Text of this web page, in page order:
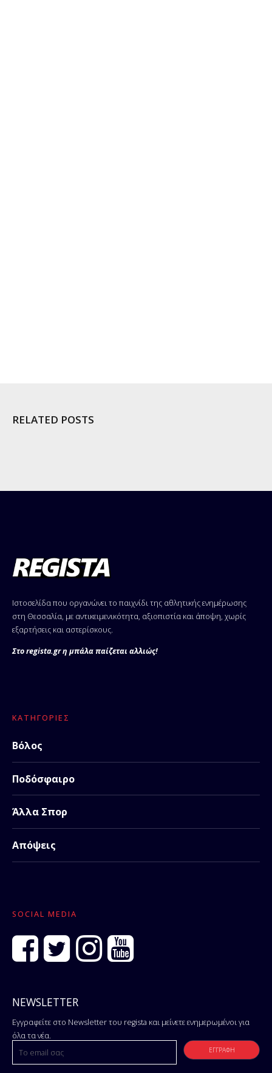
RELATED POSTS
Ιστοσελίδα που οργανώνει το παιχνίδι της αθλητικής ενημέρωσης
στη Θεσσαλία, με αντικειμενικότητα, αξιοπιστία και άποψη, χωρίς
εξαρτήσεις και αστερίσκους.
Στο regista.gr η μπάλα παίζεται αλλιώς!
ΚΑΤΗΓΟΡΊΕΣ
Βόλος
Ποδόσφαιρο
Άλλα Σπορ
Απόψεις
SOCIAL MEDIA
NEWSLETTER
Εγγραφείτε στο Newsletter του regista και μείνετε ενημερωμένοι για
όλα τα νέα.